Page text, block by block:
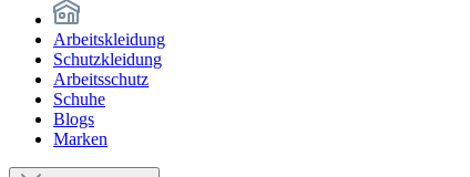
Arbeitskleidung
Schutzkleidung
Arbeitsschutz
Schuhe
Blogs
Marken